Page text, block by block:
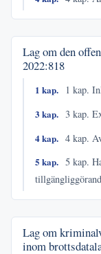
Lag om den
2022:818
1 kap.
1 kap.
3 kap. 3 kap.
4 kap. 4 kap.
5 kap. 5 kap.
Lag om
inom